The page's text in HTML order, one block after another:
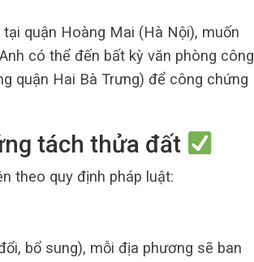
quận Hoàng Mai (Hà Nội), muốn
có thể đến bất kỳ văn phòng công
quận Hai Bà Trưng) để công chứng
tách thửa đất
theo quy định pháp luật:
bổ sung), mỗi địa phương sẽ ban